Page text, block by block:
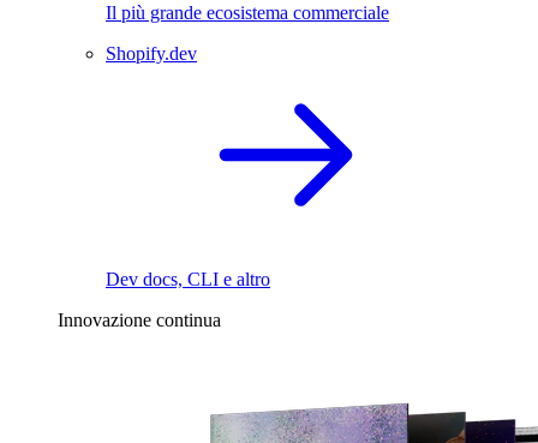
Il più grande ecosistema commerciale
Shopify.dev
Dev docs, CLI e altro
Innovazione continua